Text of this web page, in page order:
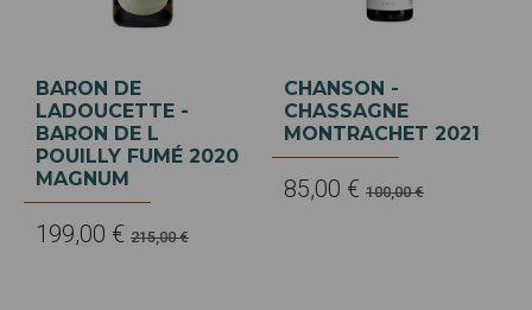
BARON DE
LADOUCETTE -
BARON DE L
POUILLY FUMÉ 2020
MAGNUM
199,00 € 215,00 €
CHANSON -
CHASSAGNE
MONTRACHET 2021
85,00 € 100,00 €